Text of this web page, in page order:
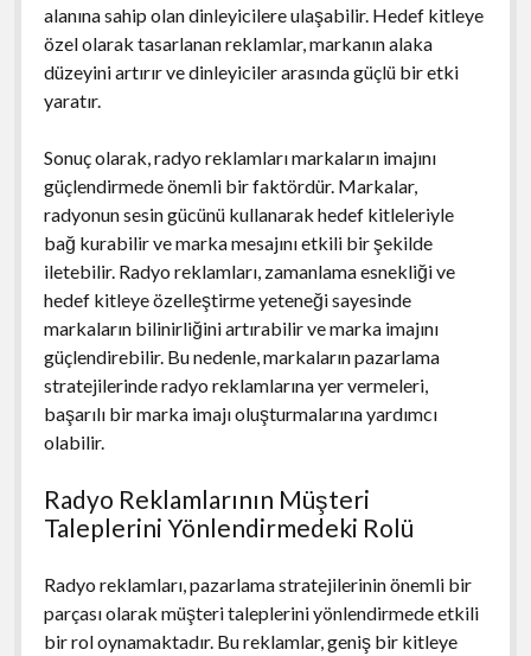
alanına sahip olan dinleyicilere ulaşabilir. Hedef kitleye
özel olarak tasarlanan reklamlar, markanın alaka
düzeyini artırır ve dinleyiciler arasında güçlü bir etki
yaratır.
Sonuç olarak, radyo reklamları markaların imajını
güçlendirmede önemli bir faktördür. Markalar,
radyonun sesin gücünü kullanarak hedef kitleleriyle
bağ kurabilir ve marka mesajını etkili bir şekilde
iletebilir. Radyo reklamları, zamanlama esnekliği ve
hedef kitleye özelleştirme yeteneği sayesinde
markaların bilinirliğini artırabilir ve marka imajını
güçlendirebilir. Bu nedenle, markaların pazarlama
stratejilerinde radyo reklamlarına yer vermeleri,
başarılı bir marka imajı oluşturmalarına yardımcı
olabilir.
Radyo Reklamlarının Müşteri
Taleplerini Yönlendirmedeki Rolü
Radyo reklamları, pazarlama stratejilerinin önemli bir
parçası olarak müşteri taleplerini yönlendirmede etkili
bir rol oynamaktadır. Bu reklamlar, geniş bir kitleye